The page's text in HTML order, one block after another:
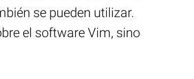
se pueden utilizar.
el software Vim, sino